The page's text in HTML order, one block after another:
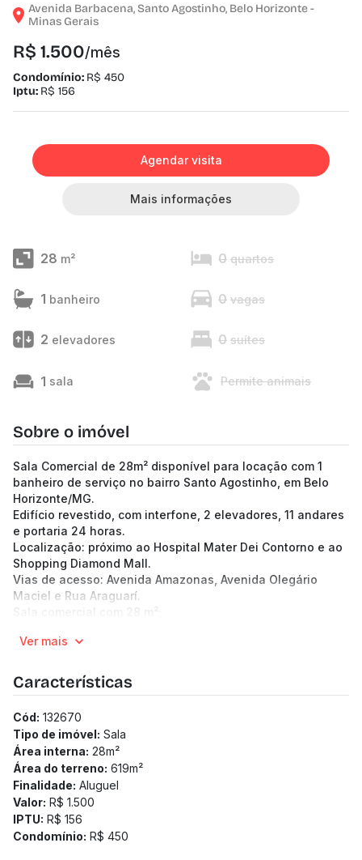
Avenida Barbacena, Santo Agostinho, Belo Horizonte -
Minas Gerais
R$ 1.500/mês
Condomínio: R$ 450
Iptu: R$ 156
Agendar visita
Mais informações
28 m² 0 quartos
1 banheiro 0 vagas
2 elevadores 0 suítes
1 sala Permite animais
Sobre o imóvel
Sala Comercial de 28m² disponível para locação com 1
banheiro de serviço no bairro Santo Agostinho, em Belo
Horizonte/MG.
Edifício revestido, com interfone, 2 elevadores, 11 andares
e portaria 24 horas.
Localização: próximo ao Hospital Mater Dei Contorno e ao
Shopping Diamond Mall.
Vias de acesso: Avenida Amazonas, Avenida Olegário
Maciel e Rua Araguarí.
Sala comercial com 28 m²;
Um banheiro com armário;
Vista definitiva.
(Os preços e informações poderão sofrer mudanças.
Ver mais
Características
Cód: 132670
Tipo de imóvel: Sala
Área interna: 28m²
Área do terreno: 619m²
Finalidade: Aluguel
Valor: R$ 1.500
IPTU: R$ 156
Condomínio: R$ 450